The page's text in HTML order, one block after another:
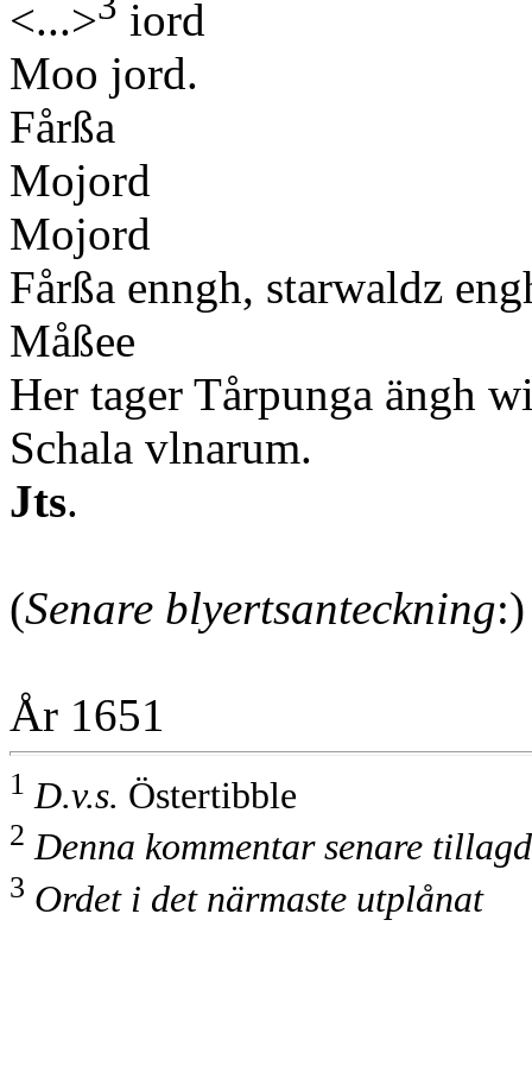
<...>
iord
Moo jord.
Fårßa
Mojord
Mojord
Fårßa enngh, starwaldz
Måßee
Her tager Tårpunga ängh
Schala vlnarum.
Jts.
(Senare blyertsanteckning:)
År 1651
1 D.v.s. Östertibble
2 Denna kommentar senare tillagd
3 Ordet i det närmaste utplånat